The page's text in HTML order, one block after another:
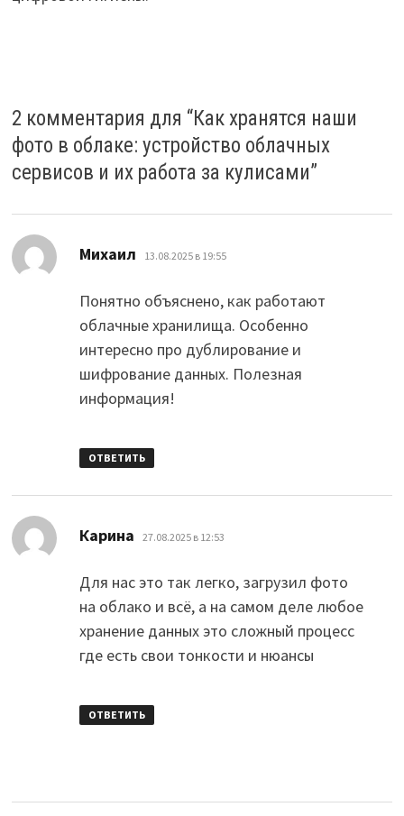
2 комментария для “Как хранятся наши
фото в облаке: устройство облачных
сервисов и их работа за кулисами”
Михаил 13.08.2025 в 19:55
Понятно объяснено, как работают
облачные хранилища. Особенно
интересно про дублирование и
шифрование данных. Полезная
информация!
ОТВЕТИТЬ
Карина 27.08.2025 в 12:53
Для нас это так легко, загрузил фото
на облако и всё, а на самом деле любое
хранение данных это сложный процесс
где есть свои тонкости и нюансы
ОТВЕТИТЬ